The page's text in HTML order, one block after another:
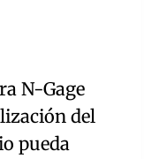
N-Gage
del
pueda